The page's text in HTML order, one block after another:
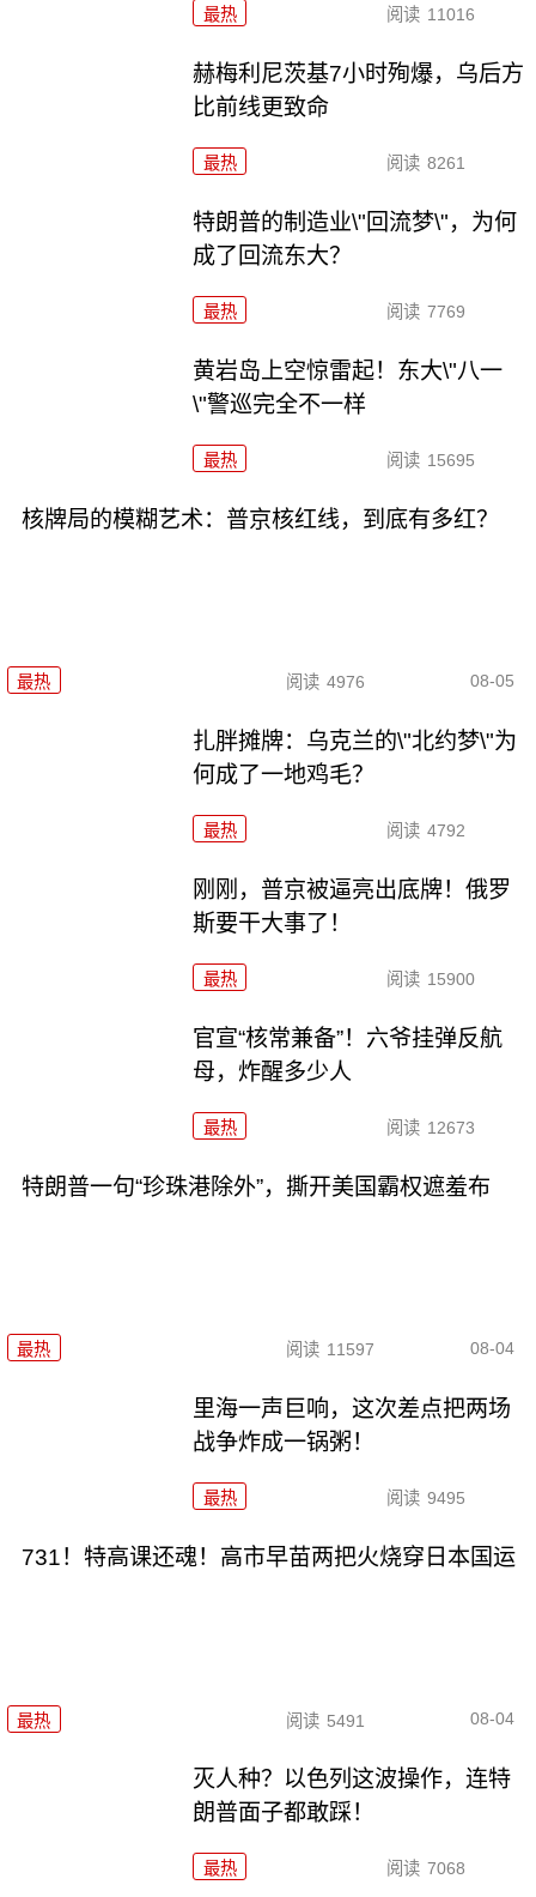
最热 阅读 11016
赫梅利尼茨基7小时殉爆，乌后方
比前线更致命
最热 阅读 8261
特朗普的制造业\"回流梦\"，为何
成了回流东大？
最热 阅读 7769
黄岩岛上空惊雷起！东大\"八一
\"警巡完全不一样
最热 阅读 15695
核牌局的模糊艺术：普京核红线，到底有多红？
最热 阅读 4976 08-05
扎胖摊牌：乌克兰的\"北约梦\"为
何成了一地鸡毛？
最热 阅读 4792
刚刚，普京被逼亮出底牌！俄罗
斯要干大事了！
最热 阅读 15900
官宣“核常兼备”！六爷挂弹反航
母，炸醒多少人
最热 阅读 12673
特朗普一句“珍珠港除外”，撕开美国霸权遮羞布
最热 阅读 11597 08-04
里海一声巨响，这次差点把两场
战争炸成一锅粥！
最热 阅读 9495
731！特高课还魂！高市早苗两把火烧穿日本国运
最热 阅读 5491 08-04
灭人种？以色列这波操作，连特
朗普面子都敢踩！
最热 阅读 7068